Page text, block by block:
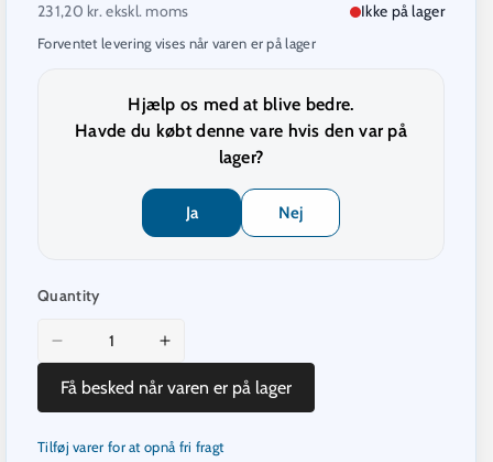
231,20 kr. ekskl. moms Ikke på lager
Forventet levering vises når varen er på lager
Hjælp os med at blive bedre.
Havde du købt denne vare hvis den var på
lager?
Ja Nej
Quantity
Decrease
quantity
for
Premium
Increase
for
Premium
Få besked når varen er på lager
Tilføj varer for at opnå fri fragt